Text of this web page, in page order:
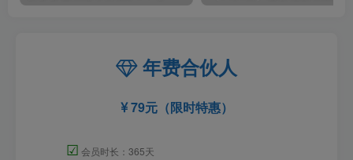
年费合伙人
79元（限时特惠）
☑ 会员时长：365天